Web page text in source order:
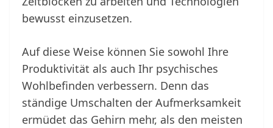
bewusst einzusetzen.
Auf diese Weise können Sie sowohl Ihre
Produktivität als auch Ihr psychisches
Wohlbefinden verbessern. Denn das
ständige Umschalten der Aufmerksamkeit
ermüdet das Gehirn mehr, als den meisten